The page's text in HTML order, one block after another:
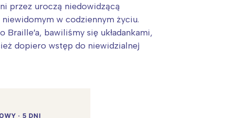
przez uroczą niedowidzącą
w codziennym życiu.
bawiliśmy się układankami,
dopiero wstęp do niewidzialnej
· 5 DNI